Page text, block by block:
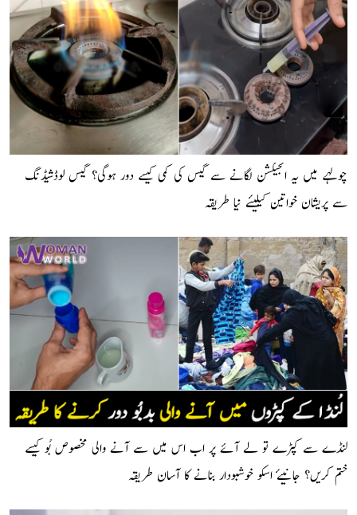
چولہے میں یہ انجیکشن لگانے سے گیس کی کمی کیسے دور ہوگی؟ گیس لوڈشیڈنگ
سے پریشان خواتین کیلیئے نیا طریقہ
لنڈے سے کپڑے تو لے آئے پر اب اس میں سے آنے والی مخصوص بُو کیسے
ختم کریں؟ جانیئے اسکو خوشبودار بنانے کا آسان طریقہ